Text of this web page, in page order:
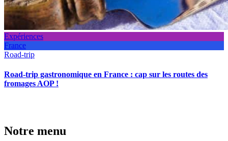
Expériences
France
Road-trip
Road-trip gastronomique en France : cap sur les routes des
fromages AOP !
Notre menu